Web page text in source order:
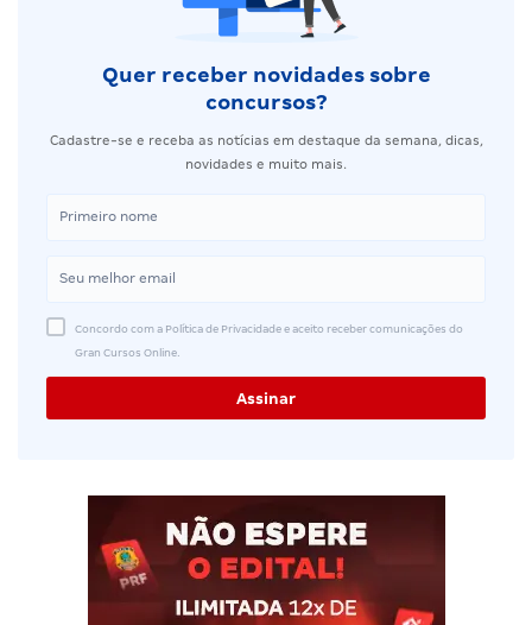
Quer receber novidades sobre
concursos?
Cadastre-se e receba as notícias em destaque da semana, dicas,
novidades e muito mais.
Concordo com a Política de Privacidade e aceito receber comunicações do
Gran Cursos Online.